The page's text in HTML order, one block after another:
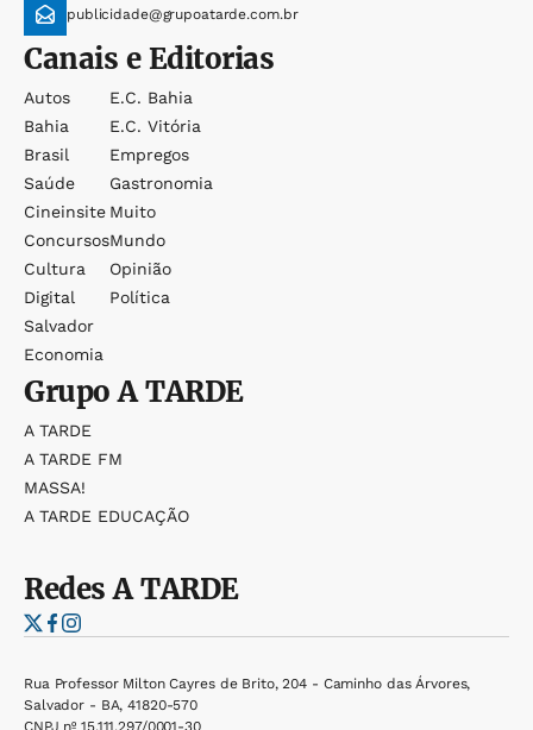
publicidade@grupoatarde.com.br
Canais e Editorias
Autos
Bahia
Brasil
Saúde
Cineinsite
Concursos
Cultura
Digital
Salvador
Economia
E.c. Bahia
E.c. Vitória
Empregos
Gastronomia
Muito
Mundo
Opinião
Política
GrupoA TARDE
A TARDE
A TARDE FM
MASSA!
A TARDE EDUCAÇÃO
RedesA TARDE
Rua Professor Milton Cayres de Brito, 204 - Caminho das Árvores,
Salvador - BA, 41820-570
CNPJ nº 15.111.297/0001-30